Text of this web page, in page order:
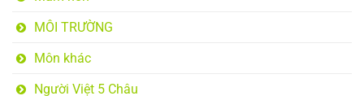
MÔI TRƯỜNG
Môn khác
Người Việt 5 Châu